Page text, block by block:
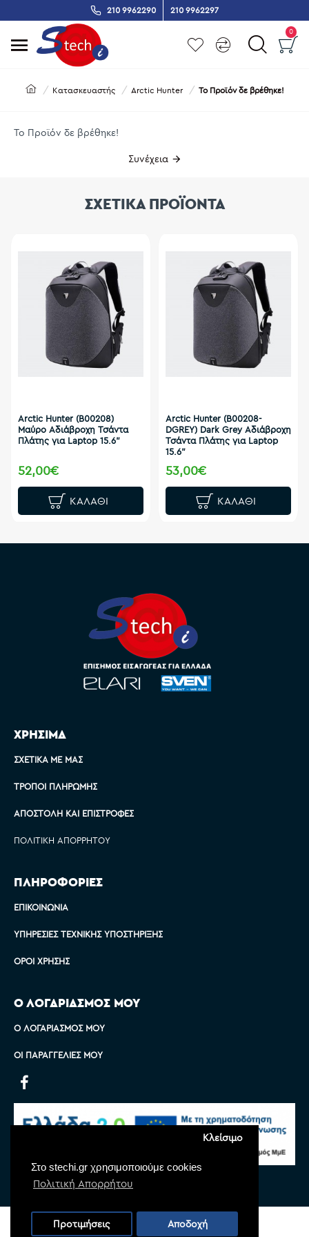
Στο stechi.gr χρησιμοποιούμε cookies
Πολιτική Απορρήτου
Κλείσιμο
Προτιμήσεις Αποδοχή
210 9962290 210 9962297
0
Κατασκευαστής Arctic Hunter Το Προϊόν δε βρέθηκε!
Το Προϊόν δε βρέθηκε!
Συνέχεια
ΣΧΕΤΙΚΑ ΠΡΟΪΟΝΤΑ
Arctic Hunter (B00208)
Μαύρο Αδιάβροχη Τσάντα
Πλάτης για Laptop 15.6"
52,00€
ΚΑΛΆΘΙ
Arctic Hunter (B00208-
DGREY) Dark Grey Αδιάβροχη
Τσάντα Πλάτης για Laptop
15.6"
53,00€
ΚΑΛΆΘΙ
ΧΡΗΣΙΜΑ
ΣΧΕΤΙΚΆ ΜΕ ΜΑΣ
ΤΡΌΠΟΙ ΠΛΗΡΩΜΉΣ
ΑΠΟΣΤΟΛΉ ΚΑΙ ΕΠΙΣΤΡΟΦΈΣ
ΠΟΛΙΤΙΚΉ ΑΠΟΡΡΉΤΟΥ
ΠΛΗΡΟΦΟΡΙΕΣ
ΕΠΙΚΟΙΝΩΝΊΑ
ΥΠΗΡΕΣΊΕΣ ΤΕΧΝΙΚΉΣ ΥΠΟΣΤΉΡΙΞΗΣ
ΌΡΟΙ ΧΡΉΣΗΣ
Ο ΛΟΓΑΡΙΑΣΜΟΣ ΜΟΥ
Ο ΛΟΓΑΡΙΑΣΜΌΣ ΜΟΥ
ΟΙ ΠΑΡΑΓΓΕΛΊΕΣ ΜΟΥ
Copyright © 2022 Stechi, All Rights Reserved
Powered by
Monoware Web